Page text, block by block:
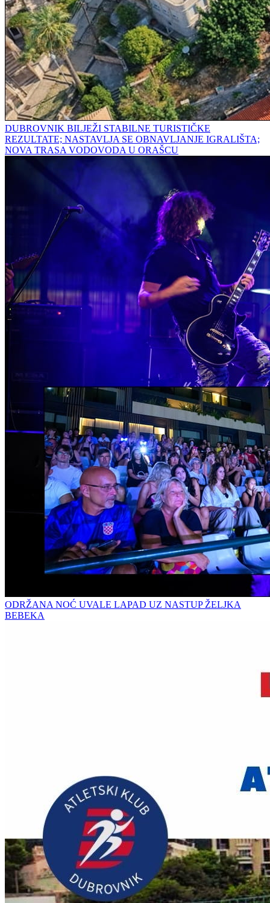
DUBROVNIK BILJEŽI STABILNE TURISTIČKE
REZULTATE; NASTAVLJA SE OBNAVLJANJE IGRALIŠTA;
NOVA TRASA VODOVODA U ORAŠCU
ODRŽANA NOĆ UVALE LAPAD UZ NASTUP ŽELJKA
BEBEKA